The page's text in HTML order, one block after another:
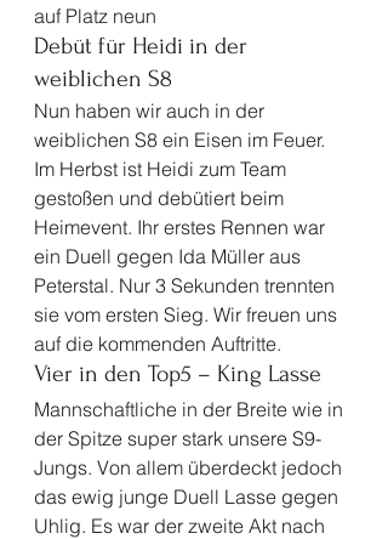
auf Platz neun
Debüt für Heidi in der
weiblichen S8
Nun haben wir auch in der
weiblichen S8 ein Eisen im Feuer.
Im Herbst ist Heidi zum Team
gestoßen und debütiert beim
Heimevent. Ihr erstes Rennen war
ein Duell gegen Ida Müller aus
Peterstal. Nur 3 Sekunden trennten
sie vom ersten Sieg. Wir freuen uns
auf die kommenden Auftritte.
Vier in den Top5 – King Lasse
Mannschaftliche in der Breite wie in
der Spitze super stark unsere S9-
Jungs. Von allem überdeckt jedoch
das ewig junge Duell Lasse gegen
Uhlig. Es war der zweite Akt nach